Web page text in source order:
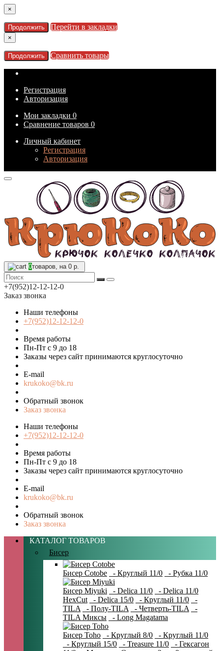
×
Продолжить Перейти в закладки
×
Продолжить Сравнить товары
Регистрация
Авторизация
Мои закладки 0
Сравнение товаров 0
Личный кабинет
Регистрация
Авторизация
0товаров, на 0 р.
+7(952)12-12-12-0
Заказ звонка
Наши телефоны
+7(952)12-12-12-0
Время работы
Пн-Пт с 9 до 18
Заказы через сайт принимаются круглосуточно
E-mail
krukoko@bk.ru
Обратный звонок
Заказ звонка
Наши телефоны
+7(952)12-12-12-0
Время работы
Пн-Пт с 9 до 18
Заказы через сайт принимаются круглосуточно
E-mail
krukoko@bk.ru
Обратный звонок
Заказ звонка
КАТАЛОГ ТОВАРОВ
Бисер
Бисер Cotobe - Круглый 11/0 - Рубка 11/0
Бисер Miyuki - Delica 11/0
- Delica 11/0
HexCut
- Delica 15/0 - Круглый 11/0
-
TILA
- Полу-TILA - Четверть-TILA
-
TILA Миксы
- Long Magatama
Бисер Toho - Круглый 8/0
- Круглый 11/0
- Круглый 15/0
- Treasure 11/0
- Гексагон